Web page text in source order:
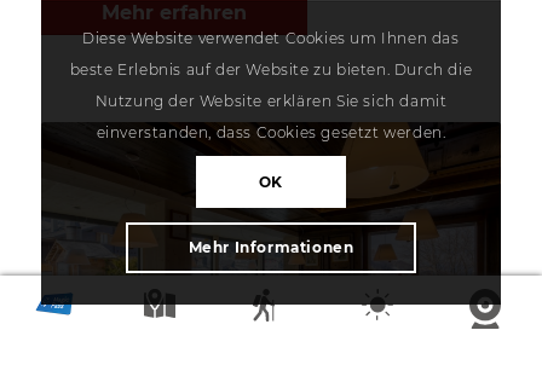
Mehr erfahren
Diese Website verwendet Cookies um Ihnen das
beste Erlebnis auf der Website zu bieten. Durch die
Nutzung der Website erklären Sie sich damit
einverstanden, dass Cookies gesetzt werden.
OK
Mehr Informationen